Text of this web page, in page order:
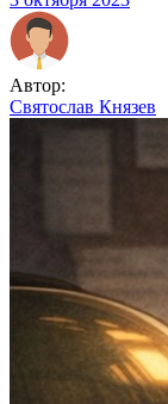
Автор:
Святослав Князев